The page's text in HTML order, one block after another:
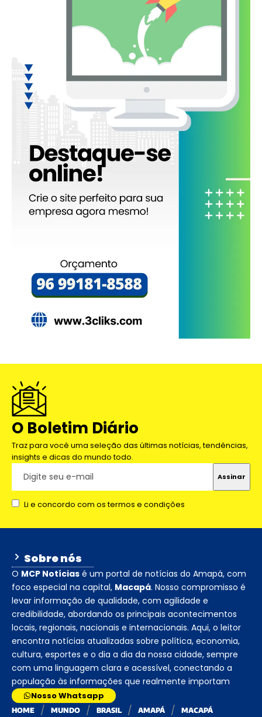
O Boletim Diário
Traz para você uma seleção das últimas notícias, tendências,
insights e dicas do mundo todo.
Li e concordo com os termos e condições
Sobre nós
O MCP Notícias é um portal de notícias do Amapá, com
foco especial na capital, Macapá. Nosso compromisso é
levar informação de qualidade, com agilidade e
credibilidade, abordando os principais acontecimentos
locais, regionais, nacionais e internacionais. Aqui, o leitor
encontra notícias atualizadas sobre política, economia,
cultura, esportes e o dia a dia da nossa cidade, sempre
com uma linguagem clara e acessível, conectando a
população às informações que realmente importam
Nosso Whatsapp
HOME MUNDO BRASIL AMAPÁ MACAPÁ